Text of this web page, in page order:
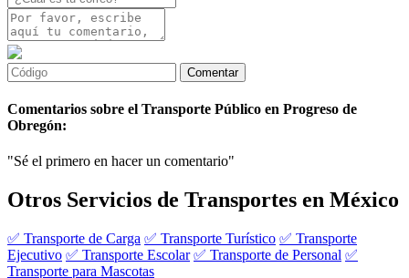
Comentarios sobre el Transporte Público en Progreso de
Obregón:
"Sé el primero en hacer un comentario"
Otros Servicios de Transportes en México
✅ Transporte de Carga ✅ Transporte Turístico ✅ Transporte
Ejecutivo ✅ Transporte Escolar ✅ Transporte de Personal ✅
Transporte para Mascotas